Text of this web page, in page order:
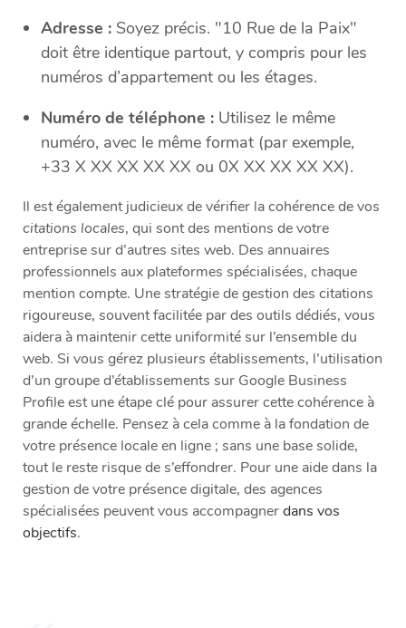
Adresse : Soyez précis. "10 Rue de la Paix"
doit être identique partout, y compris pour les
numéros d’appartement ou les étages.
Numéro de téléphone : Utilisez le même
numéro, avec le même format (par exemple,
+33 X XX XX XX XX ou 0X XX XX XX XX).
Il est également judicieux de vérifier la cohérence de vos
citations locales, qui sont des mentions de votre
entreprise sur d’autres sites web. Des annuaires
professionnels aux plateformes spécialisées, chaque
mention compte. Une stratégie de gestion des citations
rigoureuse, souvent facilitée par des outils dédiés, vous
aidera à maintenir cette uniformité sur l’ensemble du
web. Si vous gérez plusieurs établissements, l’utilisation
d’un groupe d’établissements sur Google Business
Profile est une étape clé pour assurer cette cohérence à
grande échelle. Pensez à cela comme à la fondation de
votre présence locale en ligne ; sans une base solide,
tout le reste risque de s’effondrer. Pour une aide dans la
gestion de votre présence digitale, des agences
spécialisées peuvent vous accompagnerdans vos
objectifs.